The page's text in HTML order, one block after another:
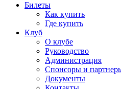
Билеты
Как купить
Где купить
Клуб
О клубе
Руководство
Администрация
Спонсоры и
Документы